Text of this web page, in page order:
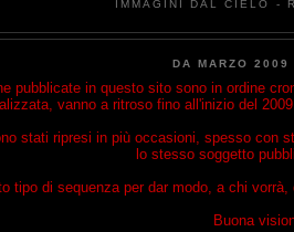
IMMAGINI DAL CIELO -
DA MARZO 2009
pubblicate in questo sito sono in ordine
vanno a ritroso fino all'inizio del
stati ripresi in più occasioni, spesso con
lo stesso soggetto
tipo di sequenza per dar modo, a chi
Buona